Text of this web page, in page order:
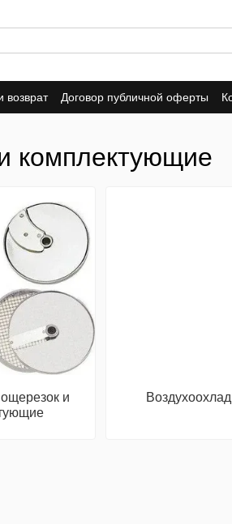
Договор публичной оферты
комплектующие
и